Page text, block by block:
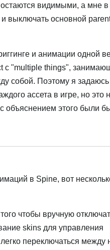
видимыми, а мне в
выключать основной
и анимации одной
с "multiple things",
собой. Поэтому я задаюсь
ассета в игре, но это
объяснением этого были
в Spine, вот
чтобы вручную
skins для управления
переключаться между